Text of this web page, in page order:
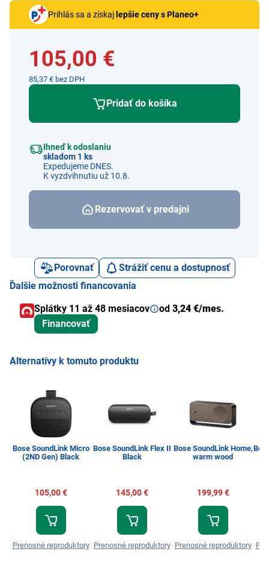
Prihlás sa a získaj lepšie ceny s Planeo+
105,00 €
85,37 € bez DPH
Pridať do košíka
Ihneď k odoslaniu
skladom 1 ks
Expedujeme DNES.
K vyzdvihnutiu už 10.8.
Rezervovať v predajni
Porovnať
Strážiť cenu a dostupnosť
Ďalšie možnosti financovania
Splátky 11 až 48 mesiacov
od 3,24 €/mes.
Financovať
Alternatívy k tomuto produktu
Bose SoundLink Micro
(2ND Gen) Black
105,00 €
Prenosné reproduktory
Bose SoundLink Flex II
Black
145,00 €
Prenosné reproduktory
Bose SoundLink Home,
warm wood
199,99 €
Prenosné reproduktory